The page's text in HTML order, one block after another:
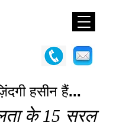
हसीन हैं...
के 15 सरल